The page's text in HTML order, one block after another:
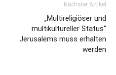
Nächster Artikel
„Multireligiöser und
multikultureller Status“
Jerusalems muss erhalten
werden